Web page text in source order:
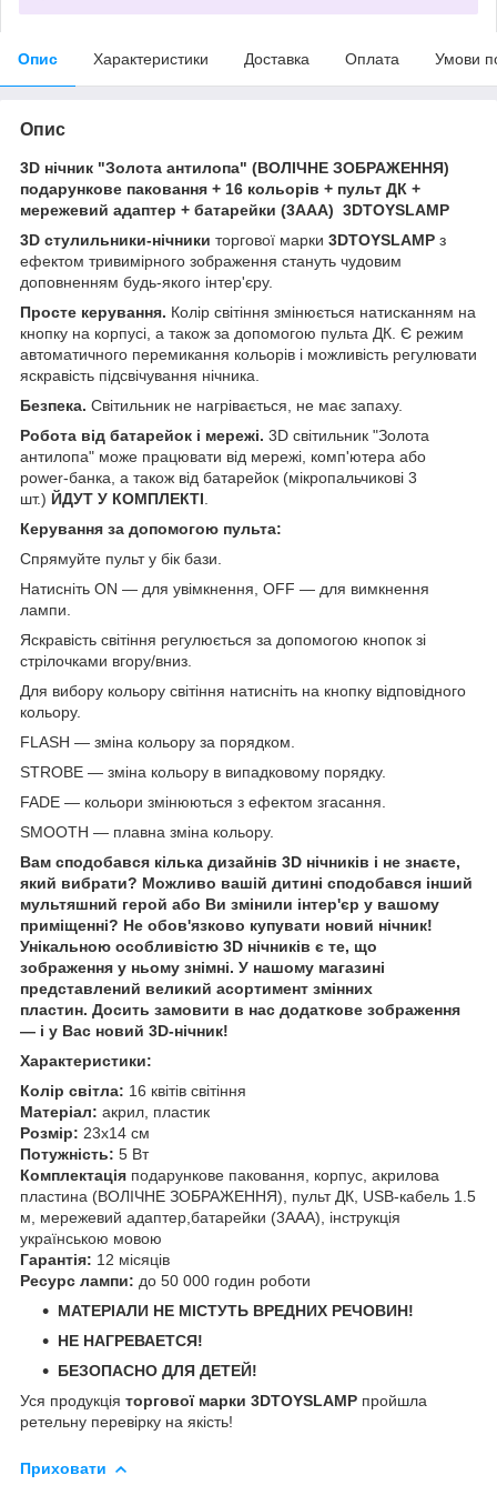
Опис Характеристики Доставка Оплата Умови
Опис
3D нічник "Золота антилопа" (ВОЛІЧНЕ ЗОБРАЖЕННЯ)
подарункове паковання + 16 кольорів + пульт ДК +
мережевий адаптер + батарейки (3ААА) 3DTOYSLAMP
3D стулильники-нічники торгової марки 3DTOYSLAMP з
ефектом тривимірного зображення стануть чудовим
доповненням будь-якого інтер'єру.
Просте керування. Колір світіння змінюється натисканням на
кнопку на корпусі, а також за допомогою пульта ДК. Є режим
автоматичного перемикання кольорів і можливість регулювати
яскравість підсвічування нічника.
Безпека. Світильник не нагрівається, не має запаху.
Робота від батарейок і мережі. 3D світильник "Золота
антилопа" може працювати від мережі, комп'ютера або
power-банка, а також від батарейок (мікропальчикові 3
шт.) ЙДУТ У КОМПЛЕКТІ
Керування за допомогою пульта:
Спрямуйте пульт у бік бази.
Натисніть ON — для увімкнення, OFF — для вимкнення
лампи.
Яскравість світіння регулюється за допомогою кнопок зі
стрілочками вгору/вниз.
Для вибору кольору світіння натисніть на кнопку відповідного
кольору.
FLASH — зміна кольору за порядком.
STROBE — зміна кольору в випадковому порядку.
FADE — кольори змінюються з ефектом згасання.
SMOOTH — плавна зміна кольору.
Вам сподобався кілька дизайнів 3D нічників і не знаєте,
який вибрати? Можливо вашій дитині сподобався інший
мультяшний герой або Ви змінили інтер'єр у вашому
приміщенні? Не обов'язково купувати новий нічник!
Унікальною особливістю 3D нічників є те, що
зображення у ньому знімні. У нашому магазині
представлений великий асортимент змінних
пластин. Досить замовити в нас додаткове зображення
— і у Вас новий 3D-нічник!
Характеристики:
Колір світла: 16 квітів світіння
Матеріал: акрил, пластик
Розмір: 23х14 см
Потужність: 5 Вт
Комплектація подарункове паковання, корпус, акрилова
пластина (ВОЛІЧНЕ ЗОБРАЖЕННЯ), пульт ДК, USB-кабель 1.5
м, мережевий адаптер,батарейки (3ААА), інструкція
українською мовою
Гарантія: 12 місяців
Ресурс лампи: до 50 000 годин роботи
МАТЕРІАЛИ НЕ МІСТУТЬ ВРЕДНИХ РЕЧОВИН!
НЕ НАГРЕВАЕТСЯ!
БЕЗОПАСНО ДЛЯ ДЕТЕЙ!
Уся продукція торгової марки 3DTOYSLAMP пройшла
ретельну перевірку на якість!
Приховати